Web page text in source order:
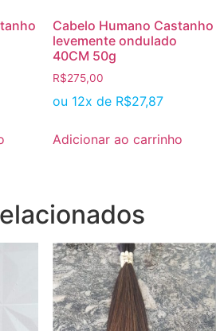
Cabelo Humano Castanho
levemente ondulado
40CM 50g
R$275,00
ou 12x de R$27,87
Adicionar ao carrinho